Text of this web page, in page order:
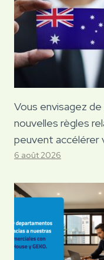
Vous envisagez
nouvelles règles
peuvent accélérer
6 août 2026